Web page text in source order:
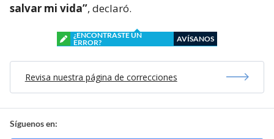
salvar mi vida”, declaró.
¿ENCONTRASTE UN
ERROR?
AVÍSANOS
Revisa nuestra página de correcciones
Síguenos en: